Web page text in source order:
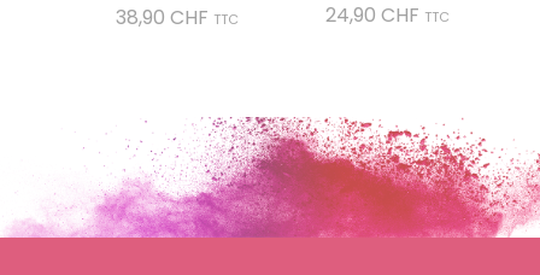
38,90 CHF Preis
TTC 24,90 CHF Preis
TTC